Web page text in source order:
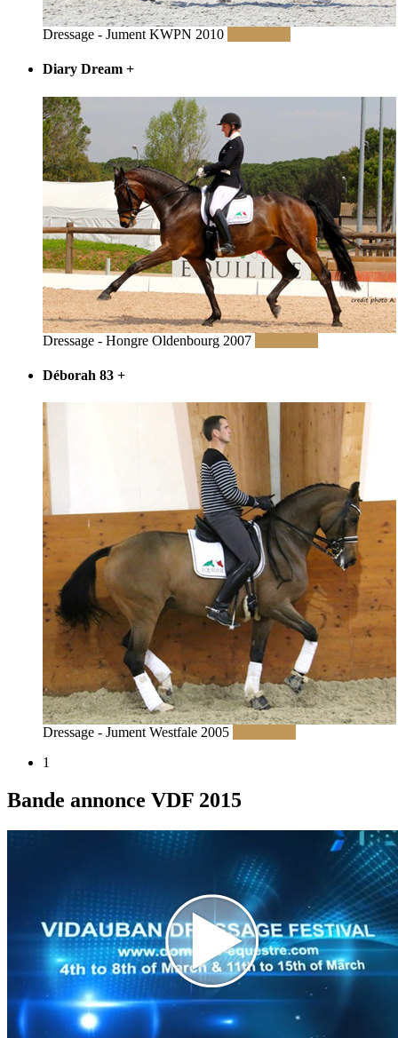
Dressage - Jument KWPN 2010
Diary Dream +
Dressage - Hongre Oldenbourg 2007
Déborah 83 +
Dressage - Jument Westfale 2005
1
Bande annonce VDF 2015